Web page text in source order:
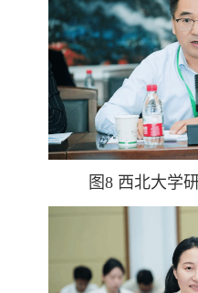
图8 西北大学